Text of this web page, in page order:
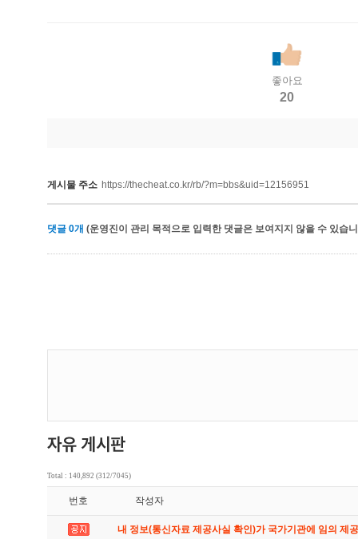
좋아요
20
게시물 주소 https://thecheat.co.kr/rb/?m=bbs&uid=12156951
댓글 0개 (운영진이 관리 목적으로 입력한 댓글은 보여지지 않을 수 있습
Total : 140,892 (312/7045)
번호 작성자
내 정보(통신자료 제공사실 확인)가 국가기관에 임의 제